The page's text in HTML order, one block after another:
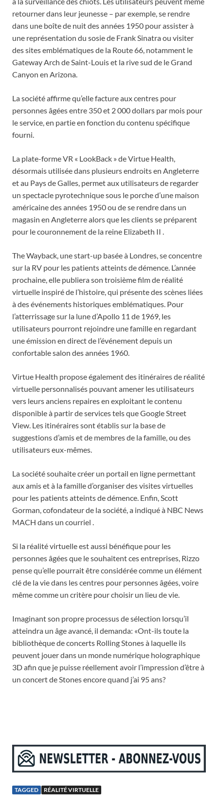
retourner dans leur jeunesse – par exemple, se rendre
dans une boîte de nuit des années 1950 pour assister à
une représentation du sosie de Frank Sinatra ou visiter
des sites emblématiques de la Route 66, notamment le
Gateway Arch de Saint-Louis et la rive sud de le Grand
Canyon en Arizona.
La société affirme qu’elle facture aux centres pour
personnes âgées entre 350 et 2 000 dollars par mois pour
le service, en partie en fonction du contenu spécifique
fourni.
La plate-forme VR « LookBack » de Virtue Health,
désormais utilisée dans plusieurs endroits en Angleterre
et au Pays de Galles, permet aux utilisateurs de regarder
un spectacle pyrotechnique sous le porche d’une maison
américaine des années 1950 ou de se rendre dans un
magasin en Angleterre alors que les clients se préparent
pour le couronnement de la reine Elizabeth II .
The Wayback, une start-up basée à Londres, se concentre
sur la RV pour les patients atteints de démence. L’année
prochaine, elle publiera son troisième film de réalité
virtuelle inspiré de l’histoire, qui présente des scènes liées
à des événements historiques emblématiques. Pour
l’atterrissage sur la lune d’Apollo 11 de 1969, les
utilisateurs pourront rejoindre une famille en regardant
une émission en direct de l’événement depuis un
confortable salon des années 1960.
Virtue Health propose également des itinéraires de réalité
virtuelle personnalisés pouvant amener les utilisateurs
vers leurs anciens repaires en exploitant le contenu
disponible à partir de services tels que Google Street
View. Les itinéraires sont établis sur la base de
suggestions d’amis et de membres de la famille, ou des
utilisateurs eux-mêmes.
La société souhaite créer un portail en ligne permettant
aux amis et à la famille d’organiser des visites virtuelles
pour les patients atteints de démence. Enfin, Scott
Gorman, cofondateur de la société, a indiqué à NBC News
MACH dans un courriel .
Si la réalité virtuelle est aussi bénéfique pour les
personnes âgées que le souhaitent ces entreprises, Rizzo
pense qu’elle pourrait être considérée comme un élément
clé de la vie dans les centres pour personnes âgées, voire
même comme un critère pour choisir un lieu de vie.
Imaginant son propre processus de sélection lorsqu’il
atteindra un âge avancé, il demanda: «Ont-ils toute la
bibliothèque de concerts Rolling Stones à laquelle ils
peuvent jouer dans un monde numérique holographique
3D afin que je puisse réellement avoir l’impression d’être à
un concert de Stones encore quand j’ai 95 ans?
TAGGED RÉALITÉ VIRTUELLE